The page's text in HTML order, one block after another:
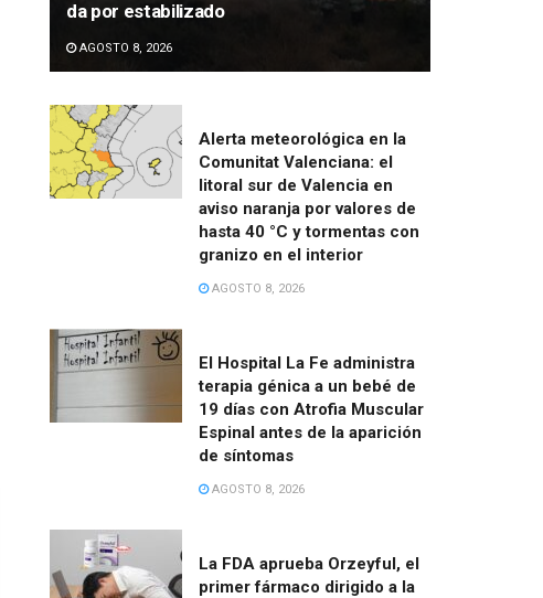
da por estabilizado
AGOSTO 8, 2026
Alerta meteorológica en la
Comunitat Valenciana: el
litoral sur de Valencia en
aviso naranja por valores de
hasta 40 °C y tormentas con
granizo en el interior
AGOSTO 8, 2026
El Hospital La Fe administra
terapia génica a un bebé de
19 días con Atrofia Muscular
Espinal antes de la aparición
de síntomas
AGOSTO 8, 2026
La FDA aprueba Orzeyful, el
primer fármaco dirigido a la